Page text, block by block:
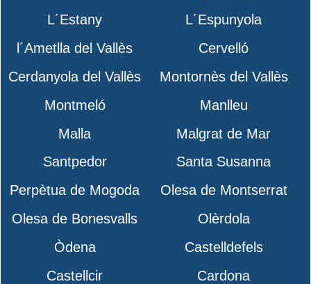
L´Estany
L´Espunyola
l´Ametlla del Vallès
Cervelló
Cerdanyola del Vallès
Montornès del Vallès
Montmeló
Manlleu
Malla
Malgrat de Mar
Santpedor
Santa Susanna
Perpètua de Mogoda
Olesa de Montserrat
Olesa de Bonesvalls
Olèrdola
Òdena
Castelldefels
Castellcir
Cardona